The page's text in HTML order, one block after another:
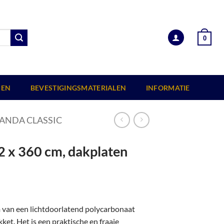
0
BEVESTIGINGSMATERIALEN INFORMATIE
CLASSIC
x 360 cm, dakplaten
van een lichtdoorlatend polycarbonaat
Het is een praktische en fraaie